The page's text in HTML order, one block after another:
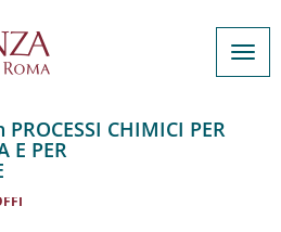
CHIMICI PER
E PER
L'INDUSTRIA E PER L'AMBIENTE